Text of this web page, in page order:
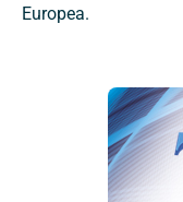
Europea.